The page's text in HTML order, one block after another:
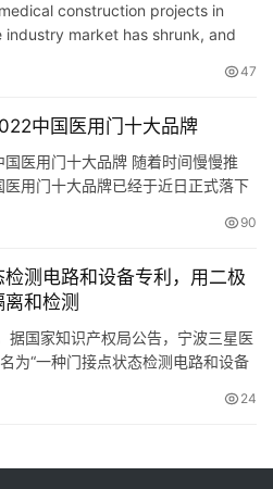
construction projects in
market has shrunk, and
47
中国医用门十大品牌
医用门十大品牌 随着时间慢慢推
用门十大品牌已经于近日正式落下
盛会中成为脱颖而出的焦点。 而小
就比如本次顺利入围的雷诺恩…
90
测电路和设备专利，用二极
和检测
国家知识产权局公告，宁波三星医
为“一种门接点状态检测电路和设备
门接点状态检测电路和设备，涉及
24